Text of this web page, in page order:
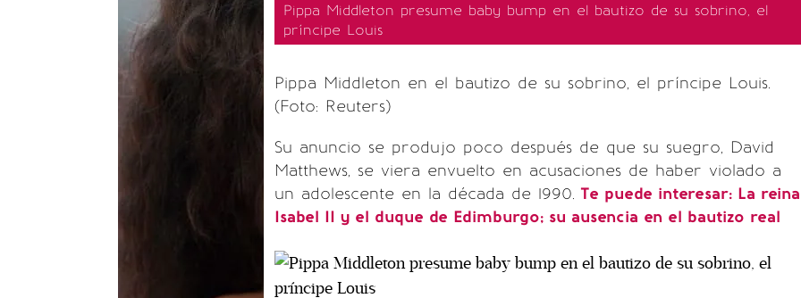
Pippa Middleton presume baby bump en el bautizo de su sobrino, el
príncipe Louis
Pippa Middleton en el bautizo de su sobrino, el príncipe Louis.
(Foto: Reuters)
Su anuncio se produjo poco después de que su suegro, David
Matthews, se viera envuelto en acusaciones de haber violado a
un adolescente en la década de 1990. Te puede interesar: La reina
Isabel II y el duque de Edimburgo; su ausencia en el bautizo real